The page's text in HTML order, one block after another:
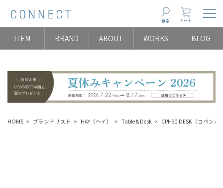
検索 カート
ITEM BRAND ABOUT WORKS BLOG
HOME ブランドリスト HAY（ヘイ） Table & Desk CPH90 DESK（コペンハ